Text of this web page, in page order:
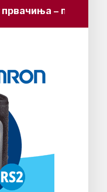
– партиите се